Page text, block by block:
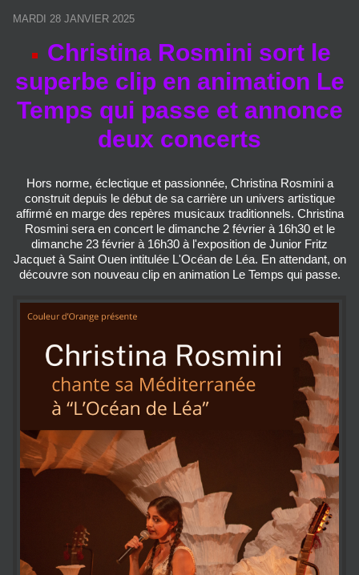
MARDI 28 JANVIER 2025
Christina Rosmini sort le
superbe clip en animation Le
Temps qui passe et annonce
deux concerts
Hors norme, éclectique et passionnée, Christina Rosmini a
construit depuis le début de sa carrière un univers artistique
affirmé en marge des repères musicaux traditionnels. Christina
Rosmini sera en concert le dimanche 2 février à 16h30 et le
dimanche 23 février à 16h30 à l'exposition de Junior Fritz
Jacquet à Saint Ouen intitulée L'Océan de Léa. En attendant, on
découvre son nouveau clip en animation Le Temps qui passe.